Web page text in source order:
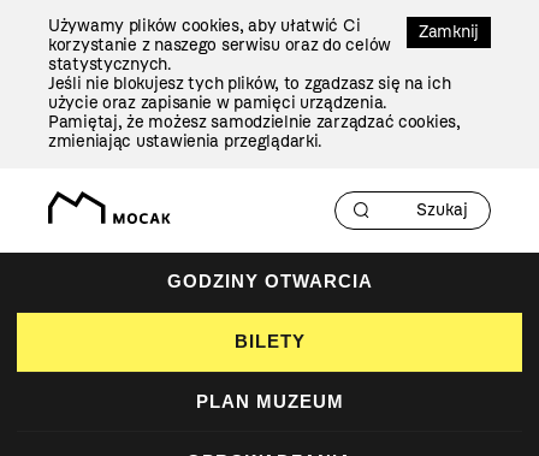
Zamknij
Używamy plików cookies, aby ułatwić Ci
korzystanie z naszego serwisu oraz do celów
statystycznych.
Jeśli nie blokujesz tych plików, to zgadzasz się na ich
użycie oraz zapisanie w pamięci urządzenia.
Pamiętaj, że możesz samodzielnie zarządzać cookies,
zmieniając ustawienia przeglądarki.
GODZINY OTWARCIA
BILETY
PLAN MUZEUM